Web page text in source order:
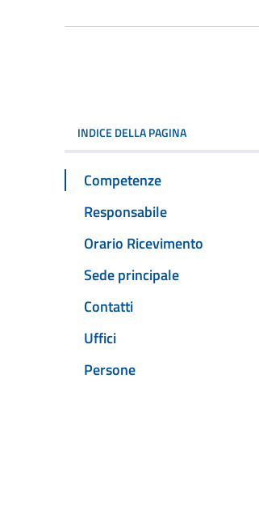
INDICE DELLA PAGINA
Competenze
Responsabile
Orario Ricevimento
Sede principale
Contatti
Uffici
Persone